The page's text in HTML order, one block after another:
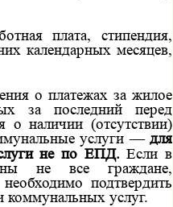
плата, стипендия,
календарных месяцев,
о платежах за жилое
за последний перед
о наличии (отсутствии)
услуги —для
не по ЕПД.Если в
не все граждане,
подтвердить
коммунальных услуг.